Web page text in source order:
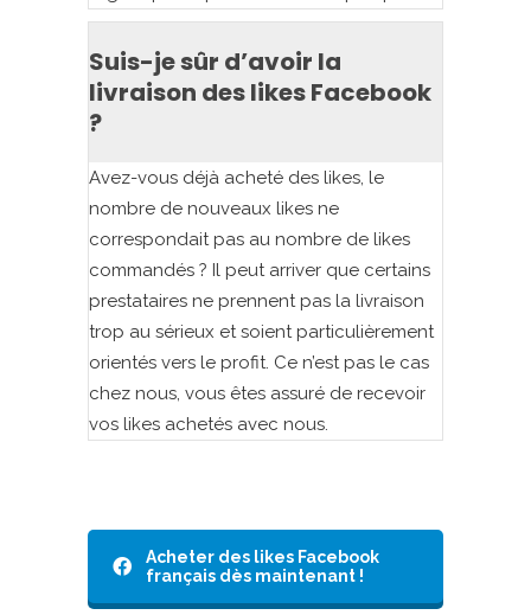
Suis-je sûr d’avoir la
livraison des likes Facebook
?
Avez-vous déjà acheté des likes, le
nombre de nouveaux likes ne
correspondait pas au nombre de likes
commandés ? Il peut arriver que certains
prestataires ne prennent pas la livraison
trop au sérieux et soient particulièrement
orientés vers le profit. Ce n’est pas le cas
chez nous, vous êtes assuré de recevoir
vos likes achetés avec nous.
Acheter des likes Facebook
français dès maintenant !